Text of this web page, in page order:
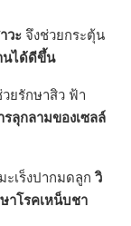
วะ จึงช่วยกระตุ้น
นได้ดีขึ้น
ยรักษาสิว ฟ้า
ลุกลามของเซลล์
ะเร็งปากมดลูกวิ
าโรคเหน็บชา